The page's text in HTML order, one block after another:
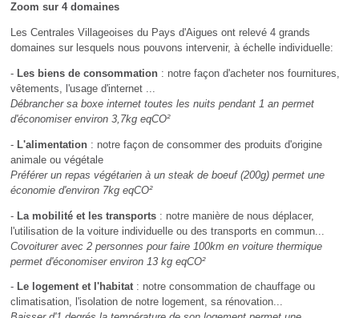
Zoom sur 4 domaines
Les Centrales Villageoises du Pays d'Aigues ont relevé 4 grands
domaines sur lesquels nous pouvons intervenir, à échelle individuelle:
- Les biens de consommation : notre façon d'acheter nos fournitures,
vêtements, l'usage d'internet ...
Débrancher sa boxe internet toutes les nuits pendant 1 an permet
d'économiser environ 3,7kg eqCO²
- L'alimentation : notre façon de consommer des produits d'origine
animale ou végétale
Préférer un repas végétarien à un steak de boeuf (200g) permet une
économie d'environ 7kg eqCO²
-La mobilité et les transports : notre manière de nous déplacer,
l'utilisation de la voiture individuelle ou des transports en commun...
Covoiturer avec 2 personnes pour faire 100km en voiture thermique
permet d'économiser environ 13 kg eqCO²
- Le logement et l'habitat: notre consommation de chauffage ou
climatisation, l'isolation de notre logement, sa rénovation...